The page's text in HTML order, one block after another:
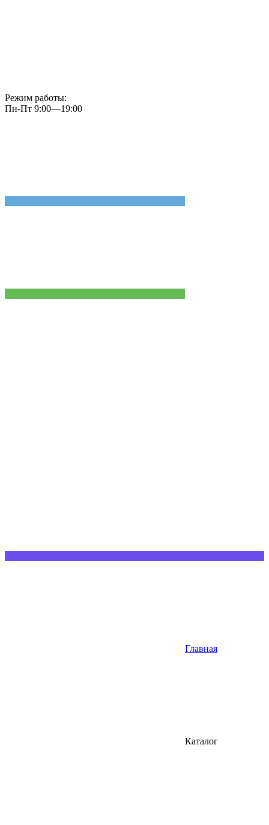
Режим работы:
Пн-Пт 9:00—19:00
Главная
Каталог